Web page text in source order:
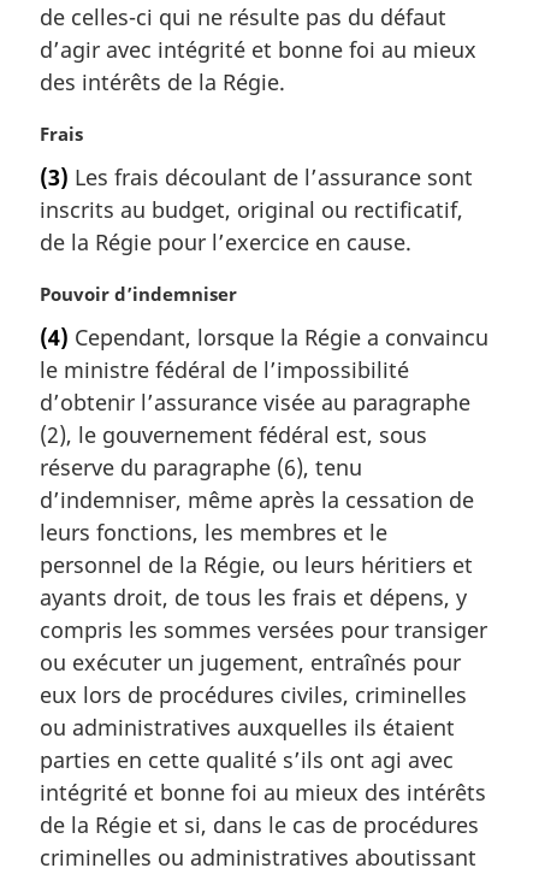
g
i
n
l
:
de celles-ci qui ne résulte pas du défaut
d’agir avec intégrité et bonne foi au mieux
des intérêts de la Régie.
N
t
e
m
r
i
n
a
l
e
:
Frais
(3) Les frais découlant de l’assurance sont
inscrits au budget, original ou rectificatif,
de la Régie pour l’exercice en cause.
N
t
e
m
a
r
g
i
n
a
l
e
:
Pouvoir d’indemniser
(4) Cependant, lorsque la Régie a convaincu
le ministre fédéral de l’impossibilité
d’obtenir l’assurance visée au paragraphe
(2), le gouvernement fédéral est, sous
réserve du paragraphe (6), tenu
d’indemniser, même après la cessation de
leurs fonctions, les membres et le
personnel de la Régie, ou leurs héritiers et
ayants droit, de tous les frais et dépens, y
compris les sommes versées pour transiger
ou exécuter un jugement, entraînés pour
eux lors de procédures civiles, criminelles
ou administratives auxquelles ils étaient
parties en cette qualité s’ils ont agi avec
intégrité et bonne foi au mieux des intérêts
de la Régie et si, dans le cas de procédures
criminelles ou administratives aboutissant